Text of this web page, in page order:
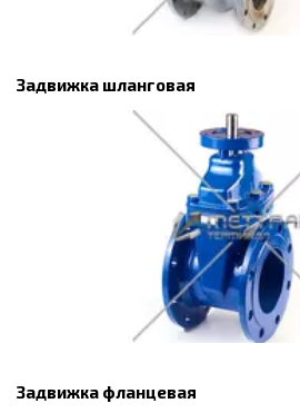
Задвижка шланговая
Задвижка фланцевая